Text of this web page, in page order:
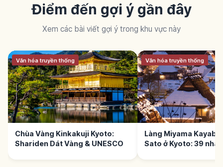
Điểm đến gợi ý gần đây
Xem các bài viết gợi ý trong khu vực này
Văn hóa truyền thống
Chùa Vàng Kinkakuji Kyoto:
Shariden Dát Vàng & UNESCO
Văn hóa truyền thống
Làng Miyama
Sato ở Kyoto: 39 nhà